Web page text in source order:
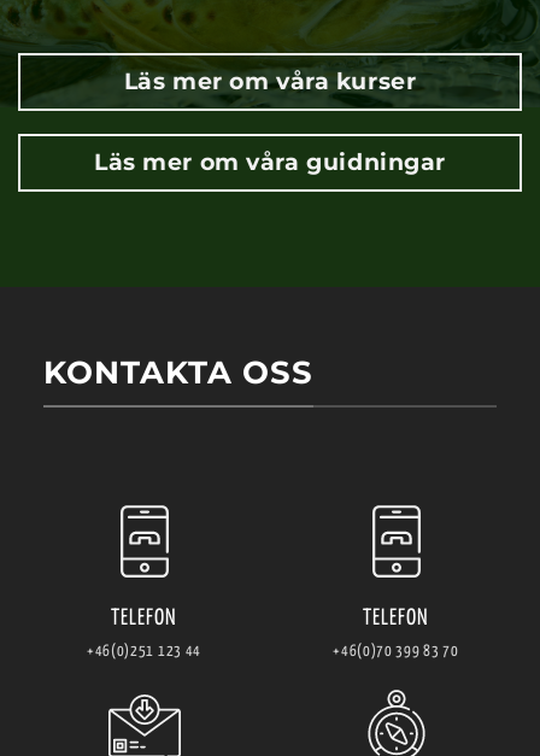
Läs mer om våra kurser
Läs mer om våra guidningar
KONTAKTA OSS
TELEFON
+46(0)251 123 44
TELEFON
+46(0)70 399 83 70